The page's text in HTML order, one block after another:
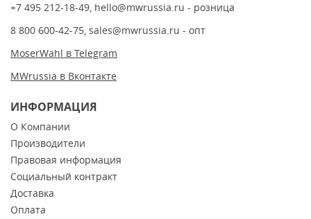
+7 495 212-18-49, hello@mwrussia.ru - розница
8 800 600-42-75, sales@mwrussia.ru - опт
MoserWahl в Telegram
MWrussia в Вконтакте
ИНФОРМАЦИЯ
О Компании
Производители
Правовая информация
Социальный контракт
Доставка
Оплата